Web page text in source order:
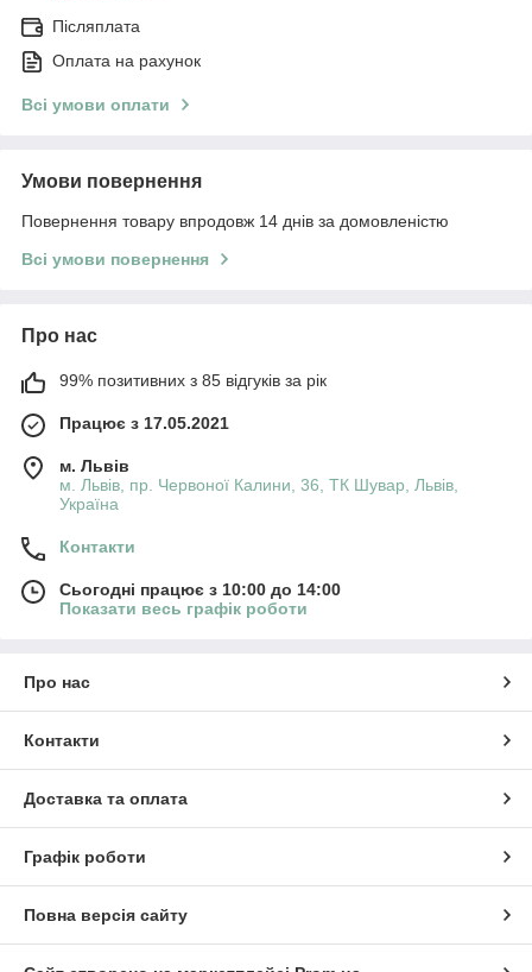
Післяплата
Оплата на рахунок
Всі умови оплати
Умови повернення
Повернення товару впродовж 14 днів за домовленістю
Всі умови повернення
Про нас
99% позитивних з 85 відгуків за рік
Працює з 17.05.2021
м. Львів
м. Львів, пр. Червоної Калини, 36, ТК Шувар, Львів,
Україна
Контакти
Сьогодні працює з 10:00 до 14:00
Показати весь графік роботи
Про нас
Контакти
Доставка та оплата
Графік роботи
Повна версія сайту